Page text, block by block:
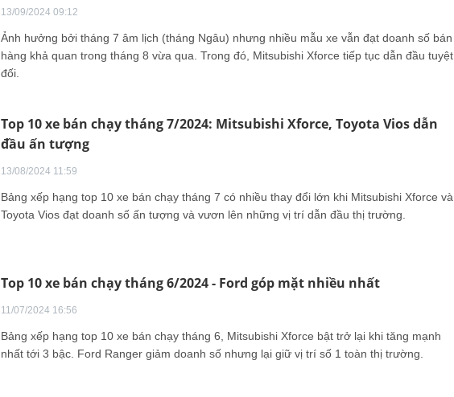
13/09/2024 09:12
Ảnh hưởng bởi tháng 7 âm lịch (tháng Ngâu) nhưng nhiều mẫu xe vẫn đạt doanh số bán
hàng khả quan trong tháng 8 vừa qua. Trong đó, Mitsubishi Xforce tiếp tục dẫn đầu tuyệt
đối.
Top 10 xe bán chạy tháng 7/2024: Mitsubishi Xforce, Toyota Vios dẫn
đầu ấn tượng
13/08/2024 11:59
Bảng xếp hạng top 10 xe bán chạy tháng 7 có nhiều thay đổi lớn khi Mitsubishi Xforce và
Toyota Vios đạt doanh số ấn tượng và vươn lên những vị trí dẫn đầu thị trường.
Top 10 xe bán chạy tháng 6/2024 - Ford góp mặt nhiều nhất
11/07/2024 16:56
Bảng xếp hạng top 10 xe bán chạy tháng 6, Mitsubishi Xforce bật trở lại khi tăng mạnh
nhất tới 3 bậc. Ford Ranger giảm doanh số nhưng lại giữ vị trí số 1 toàn thị trường.